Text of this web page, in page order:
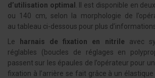
d’utilisation optimal . Il est disponible en
ou 140 cm, selon la morphologie de
au tableau ci-dessous pour plus
Le harnais de fixation en nitrile avec
réglables (boucles de réglages en
passent sur les épaules de l’opérateur pour
fixation à l’arrière se fait grâce à un